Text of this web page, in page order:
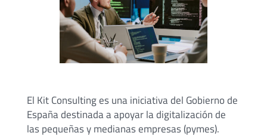
El KitConsultinges una iniciativa del Gobierno de
España destinada a apoyar la digitalización de
las pequeñas y medianas empresas (pymes).